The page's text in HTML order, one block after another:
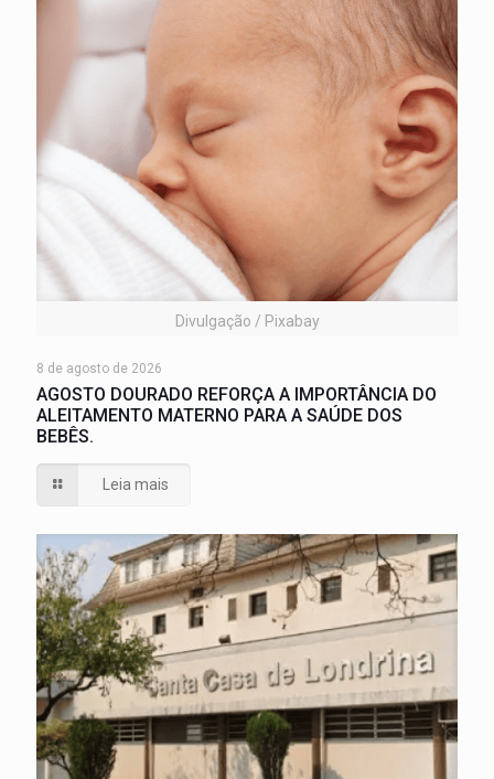
Divulgação / Pixabay
8 de agosto de 2026
AGOSTO DOURADO REFORÇA A IMPORTÂNCIA DO
ALEITAMENTO MATERNO PARA A SAÚDE DOS
BEBÊS.
Leia mais